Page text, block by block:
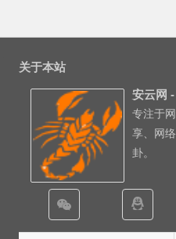
关于本站
安云网
专注于
享、网
卦。